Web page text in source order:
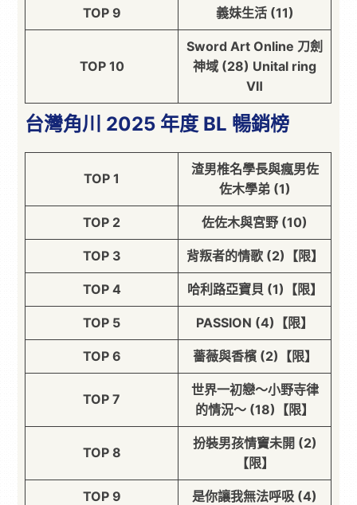
TOP 9 義妹生活 (11)
TOP 10
Sword Art Online 刀劍
神域 (28) Unital ring
Ⅶ
台灣角川 2025 年度 BL 暢銷榜
TOP 1
渣男椎名學長與瘋男佐
佐木學弟 (1)
TOP 2 佐佐木與宮野 (10)
TOP 3 背叛者的情歌 (2)【限】
TOP 4 哈利路亞寶貝 (1)【限】
TOP 5 PASSION (4)【限】
TOP 6 薔薇與香檳 (2)【限】
TOP 7
世界一初戀～小野寺律
的情況～ (18)【限】
TOP 8
扮裝男孩情竇未開 (2)
【限】
TOP 9 是你讓我無法呼吸 (4)